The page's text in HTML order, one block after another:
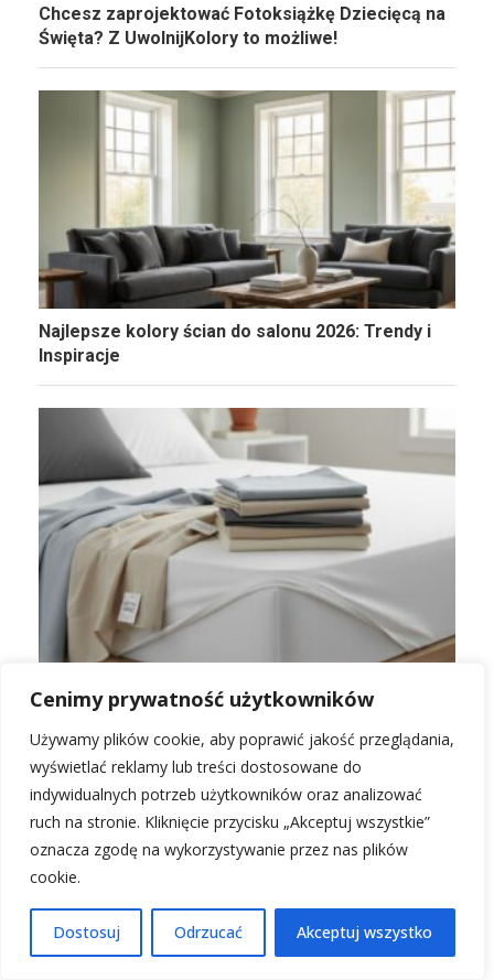
Cenimy prywatność użytkowników
Używamy plików cookie, aby poprawić jakość przeglądania,
wyświetlać reklamy lub treści dostosowane do
indywidualnych potrzeb użytkowników oraz analizować
ruch na stronie. Kliknięcie przycisku „Akceptuj wszystkie”
oznacza zgodę na wykorzystywanie przez nas plików
cookie.
Dostosuj Odrzucać Akceptuj wszystko
Chcesz zaprojektować Fotoksiążkę Dziecięcą na
Święta? Z UwolnijKolory to możliwe!
Najlepsze kolory ścian do salonu 2026: Trendy i
Inspiracje
Komfort zaczyna się od spodu: Jak materiał
prześcieradła wpływa na Twój sen?
Efekt wellbeing w biurze. Jak nowoczesne meble
redukują absencję pracowników?